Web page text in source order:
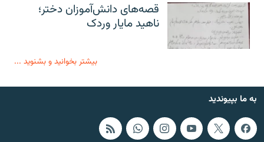
قصه‌های دانش‌آموزان دختر؛
ناهید مایار وردک
بیشتر بخوانید و بشنوید ...
به ما بپیوندید